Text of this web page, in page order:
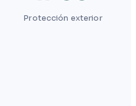
Protección exterior